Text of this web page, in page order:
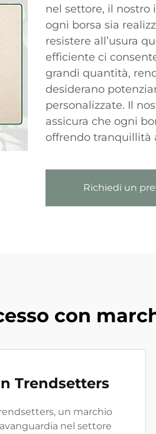
nel settore, il nostro
ogni borsa sia
resistere all’usura
efficiente ci
grandi quantità,
desiderano
personalizzate. Il
assicura che ogni
offrendo tranquillità
Richiedi un
con
Trendsetters
un marchio
nel settore